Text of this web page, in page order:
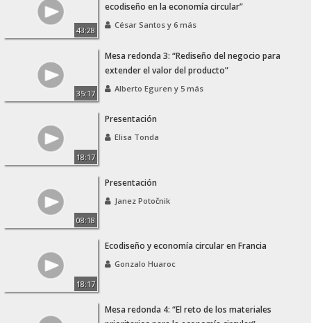
43:28
ecodiseño en la economía circular”
César Santos y 6 más
35:17
Mesa redonda 3: “Rediseño del negocio para
extender el valor del producto”
Alberto Eguren y 5 más
18:17
Presentación
Elisa Tonda
08:18
Presentación
Janez Potočnik
18:17
Ecodiseño y economía circular en Francia
Gonzalo Huaroc
Mesa redonda 4: “El reto de los materiales